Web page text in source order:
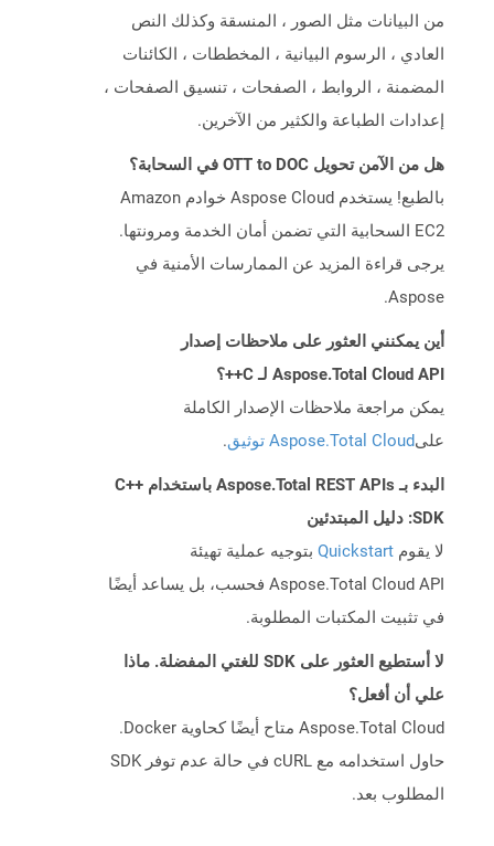
من البيانات مثل الصور ، المنسقة وكذلك النص
العادي ، الرسوم البيانية ، المخططات ، الكائنات
المضمنة ، الروابط ، الصفحات ، تنسيق الصفحات ،
إعدادات الطباعة والكثير من الآخرين.
هل من الآمن تحويل OTT to DOC في السحابة؟
بالطبع! يستخدم Aspose Cloud خوادم Amazon
EC2 السحابية التي تضمن أمان الخدمة ومرونتها.
يرجى قراءة المزيد عن الممارسات الأمنية في
Aspose.
أين يمكنني العثور على ملاحظات إصدار
Aspose.Total Cloud API لـ C++؟
يمكن مراجعة ملاحظات الإصدار الكاملة
علىAspose.Total Cloud توثيق .
البدء بـ Aspose.Total REST APIs باستخدام C++
SDK: دليل المبتدئين
لا يقوم Quickstart بتوجيه عملية تهيئة
Aspose.Total Cloud API فحسب، بل يساعد أيضًا
في تثبيت المكتبات المطلوبة.
لا أستطيع العثور على SDK للغتي المفضلة. ماذا
علي أن أفعل؟
Aspose.Total Cloud متاح أيضًا كحاوية Docker.
حاول استخدامه مع cURL في حالة عدم توفر SDK
المطلوب بعد.